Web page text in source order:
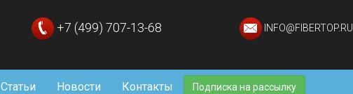
+7 (499) 707-13-68 INFO@FIBERTOP.RU
Статьи Новости Контакты Подписка на рассылку